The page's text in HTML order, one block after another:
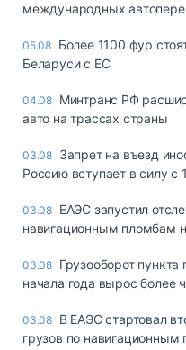
международных
05.08 Более 1100 фур
Беларуси с ЕС
04.08 Минтранс РФ
авто на трассах страны
03.08 Запрет на въезд
Россию вступает в силу с
03.08 ЕАЭС запустил
навигационным пломбам
03.08 Грузооборот
начала года вырос более
03.08 В ЕАЭС стартовал
грузов по навигационным